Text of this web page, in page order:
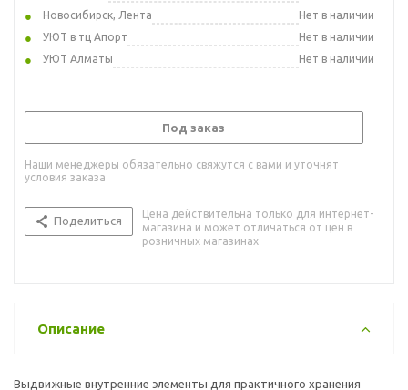
Новосибирск, Лента
Нет в наличии
УЮТ в тц Апорт
Нет в наличии
УЮТ Алматы
Нет в наличии
Под заказ
Наши менеджеры обязательно свяжутся с вами и уточнят
условия заказа
Поделиться
Цена действительна только для интернет-
магазина и может отличаться от цен в
розничных магазинах
Описание
Выдвижные внутренние элементы для практичного хранения